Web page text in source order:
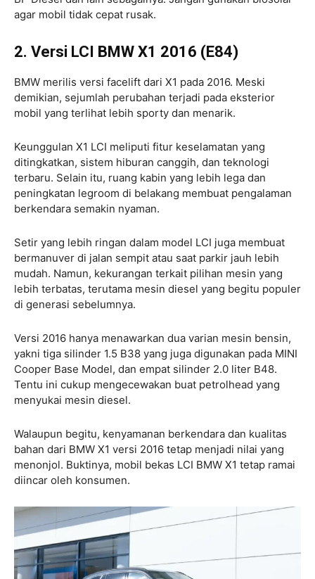
agar mobil tidak cepat rusak.
2. Versi LCI BMW X1 2016 (E84)
BMW merilis versi facelift dari X1 pada 2016. Meski
demikian, sejumlah perubahan terjadi pada eksterior
mobil yang terlihat lebih sporty dan menarik.
Keunggulan X1 LCI meliputi fitur keselamatan yang
ditingkatkan, sistem hiburan canggih, dan teknologi
terbaru. Selain itu, ruang kabin yang lebih lega dan
peningkatan legroom di belakang membuat pengalaman
berkendara semakin nyaman.
Setir yang lebih ringan dalam model LCI juga membuat
bermanuver di jalan sempit atau saat parkir jauh lebih
mudah. Namun, kekurangan terkait pilihan mesin yang
lebih terbatas, terutama mesin diesel yang begitu populer
di generasi sebelumnya.
Versi 2016 hanya menawarkan dua varian mesin bensin,
yakni tiga silinder 1.5 B38 yang juga digunakan pada MINI
Cooper Base Model, dan empat silinder 2.0 liter B48.
Tentu ini cukup mengecewakan buat petrolhead yang
menyukai mesin diesel.
Walaupun begitu, kenyamanan berkendara dan kualitas
bahan dari BMW X1 versi 2016 tetap menjadi nilai yang
menonjol. Buktinya, mobil bekas LCI BMW X1 tetap ramai
diincar oleh konsumen.